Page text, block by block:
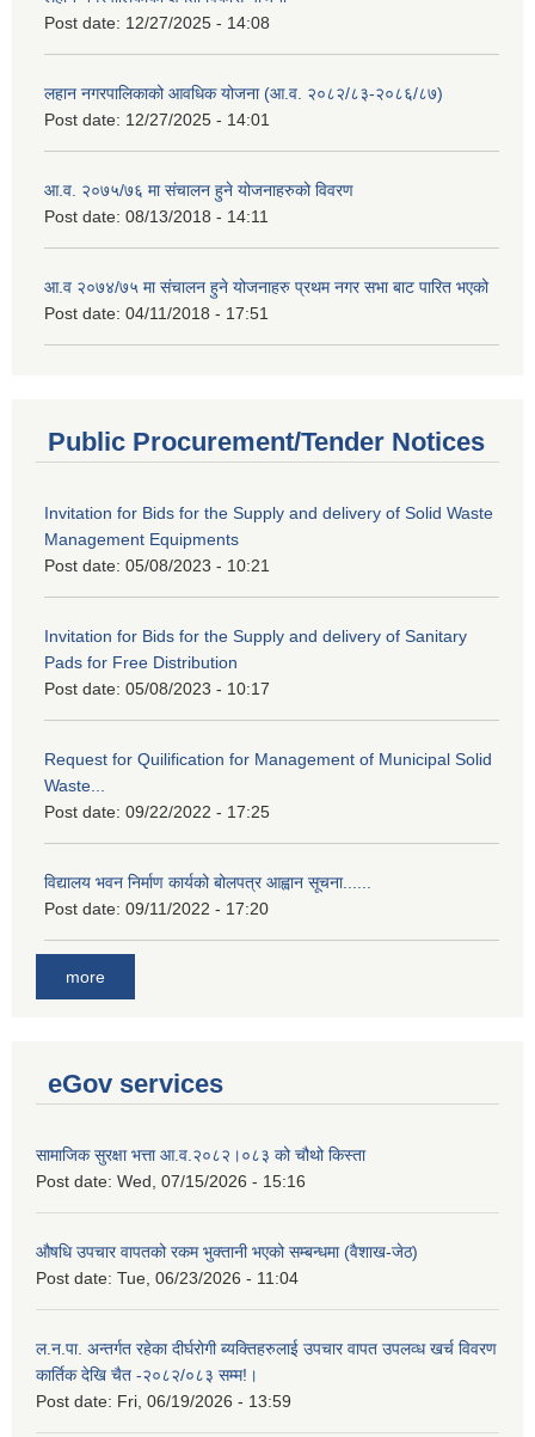
Post date: 12/27/2025 - 14:08
लहान नगरपालिकाको आवधिक योजना (आ.व. २०८२/८३-२०८६/८७)
Post date: 12/27/2025 - 14:01
आ.व. २०७५/७६ मा संचालन हुने योजनाहरुको विवरण
Post date: 08/13/2018 - 14:11
आ.व २०७४/७५ मा संचालन हुने योजनाहरु प्रथम नगर सभा बाट पारित भएको
Post date: 04/11/2018 - 17:51
Public Procurement/Tender Notices
Invitation for Bids for the Supply and delivery of Solid Waste
Management Equipments
Post date: 05/08/2023 - 10:21
Invitation for Bids for the Supply and delivery of Sanitary
Pads for Free Distribution
Post date: 05/08/2023 - 10:17
Request for Quilification for Management of Municipal Solid
Waste...
Post date: 09/22/2022 - 17:25
विद्यालय भवन निर्माण कार्यको बोलपत्र आह्वान सूचना......
Post date: 09/11/2022 - 17:20
more
eGov services
सामाजिक सुरक्षा भत्ता आ.व.२०८२।०८३ को चौथो किस्ता
Post date: Wed, 07/15/2026 - 15:16
औषधि उपचार वापतको रकम भुक्तानी भएको सम्बन्धमा (वैशाख-जेठ)
Post date: Tue, 06/23/2026 - 11:04
ल.न.पा. अन्तर्गत रहेका दीर्घरोगी ब्यक्तिहरुलाई उपचार वापत उपलव्ध खर्च विवरण
कार्तिक देखि चैत -२०८२/०८३ सम्म!।
Post date: Fri, 06/19/2026 - 13:59